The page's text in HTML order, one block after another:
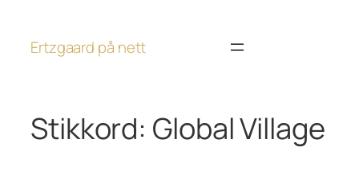
innhold
Ertzgaard på nett
Stikkord: Global Village